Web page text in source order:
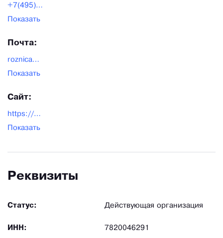
+7(495)668-08-26
Показать
Почта:
roznica@autopiter.ru
Показать
Сайт:
https://autopiter.ru/
Показать
Реквизиты
Статус: Действующая организация
ИНН: 7820046291